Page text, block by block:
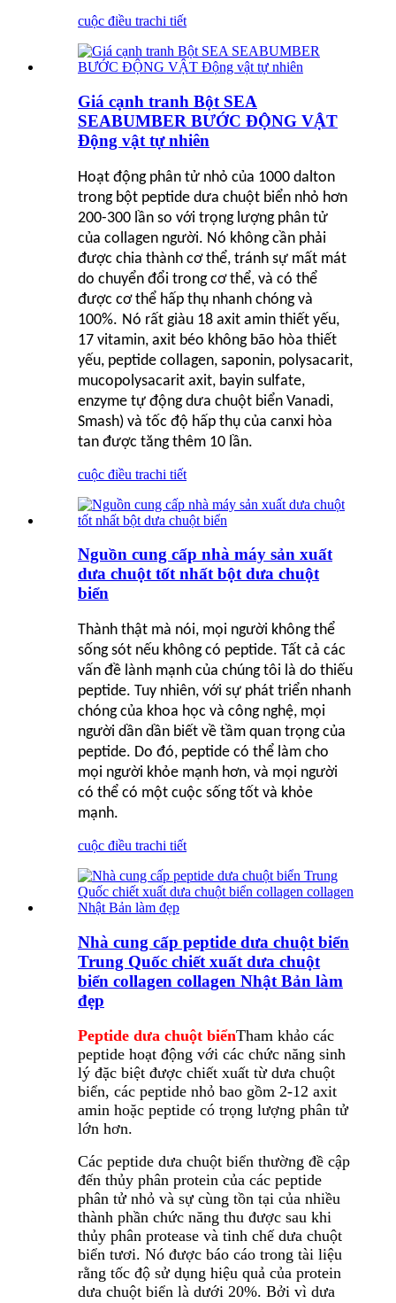
cuộc điều trachi tiết
Giá cạnh tranh Bột SEA
SEABUMBER BƯỚC ĐỘNG VẬT
Động vật tự nhiên
Hoạt động phân tử nhỏ của 1000 dalton
trong bột peptide dưa chuột biển nhỏ hơn
200-300 lần so với trọng lượng phân tử
của collagen người. Nó không cần phải
được chia thành cơ thể, tránh sự mất mát
do chuyển đổi trong cơ thể, và có thể
được cơ thể hấp thụ nhanh chóng và
100%. Nó rất giàu 18 axit amin thiết yếu,
17 vitamin, axit béo không bão hòa thiết
yếu, peptide collagen, saponin, polysacarit,
mucopolysacarit axit, bayin sulfate,
enzyme tự động dưa chuột biển Vanadi,
Smash) và tốc độ hấp thụ của canxi hòa
tan được tăng thêm 10 lần.
cuộc điều trachi tiết
Nguồn cung cấp nhà máy sản xuất
dưa chuột tốt nhất bột dưa chuột
biển
Thành thật mà nói, mọi người không thể
sống sót nếu không có peptide. Tất cả các
vấn đề lành mạnh của chúng tôi là do thiếu
peptide. Tuy nhiên, với sự phát triển nhanh
chóng của khoa học và công nghệ, mọi
người dần dần biết về tầm quan trọng của
peptide. Do đó, peptide có thể làm cho
mọi người khỏe mạnh hơn, và mọi người
có thể có một cuộc sống tốt và khỏe
mạnh.
cuộc điều trachi tiết
Nhà cung cấp peptide dưa chuột biển
Trung Quốc chiết xuất dưa chuột
biển collagen collagen Nhật Bản làm
đẹp
Peptide dưa chuột biểnTham khảo các
peptide hoạt động với các chức năng sinh
lý đặc biệt được chiết xuất từ ​​dưa chuột
biển, các peptide nhỏ bao gồm 2-12 axit
amin hoặc peptide có trọng lượng phân tử
lớn hơn.
Các peptide dưa chuột biển thường đề cập
đến thủy phân protein của các peptide
phân tử nhỏ và sự cùng tồn tại của nhiều
thành phần chức năng thu được sau khi
thủy phân protease và tinh chế dưa chuột
biển tươi. Nó được báo cáo trong tài liệu
rằng tốc độ sử dụng hiệu quả của protein
dưa chuột biển là dưới 20%. Bởi vì dưa